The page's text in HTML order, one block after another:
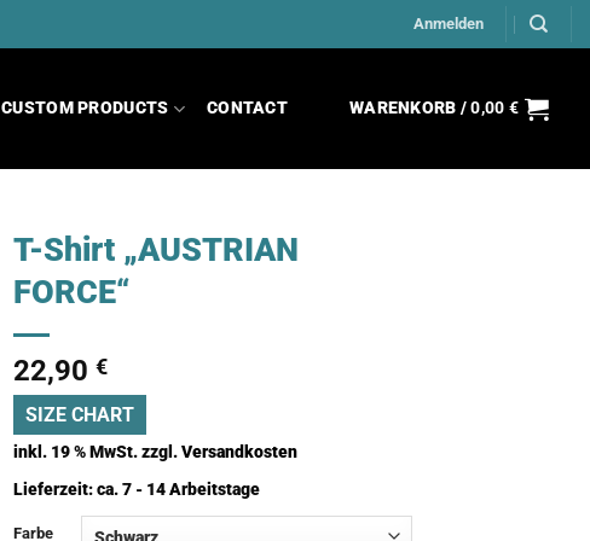
Anmelden
CUSTOM PRODUCTS CONTACT WARENKORB /0,00 €
T-Shirt „AUSTRIAN
FORCE“
22,90 €
SIZE CHART
inkl. 19 % MwSt.zzgl.Versandkosten
Lieferzeit:ca. 7 - 14 Arbeitstage
Farbe